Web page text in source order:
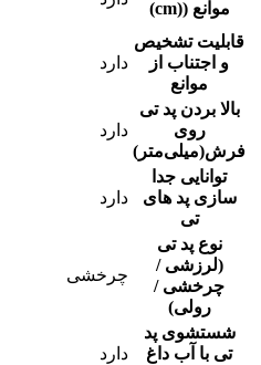
موانع ((cm)
قابلیت تشخیص
و اجتناب از
موانع
دارد
بالا بردن پد تی
روی
فرش‌(میلی‌متر)
دارد
توانایی جدا
سازی پد های
تی
دارد
نوع پد تی
(لرزشی /
چرخشی /
رولی)
چرخشی
شستشوی پد
تی با آب داغ
دارد